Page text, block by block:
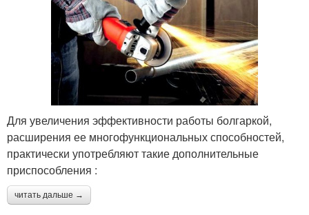
Для увеличения эффективности работы болгаркой,
расширения ее многофункциональных способностей,
практически употребляют такие дополнительные
приспособления :
читать дальше →